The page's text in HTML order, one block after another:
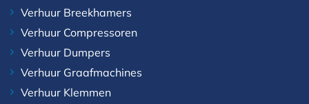
Verhuur Breekhamers
Verhuur Compressoren
Verhuur Dumpers
Verhuur Graafmachines
Verhuur Klemmen